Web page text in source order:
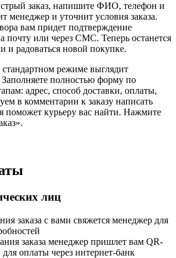
заказ, напишите ФИО, телефон и
менеджер и уточнит условия заказа.
вам придет подтверждение
почту или через СМС. Теперь останется
и радоваться новой покупке.
режиме выглядит
полностью форму по
адрес, способ доставки, оплаты,
в комментарии к заказу написать
поможет курьеру вас найти. Нажмите
лиц
заказа с вами свяжется менеджер для
заказа менеджер пришлет вам QR-
оплаты через интернет-банк